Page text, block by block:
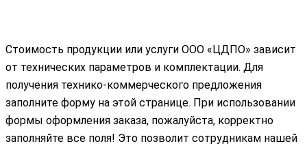
Стоимость продукции или услуги ООО «ЦДПО» зависит
от технических параметров и комплектации. Для
получения технико-коммерческого предложения
заполните форму на этой странице. При использовании
формы оформления заказа, пожалуйста, корректно
заполняйте все поля! Это позволит сотрудникам нашей